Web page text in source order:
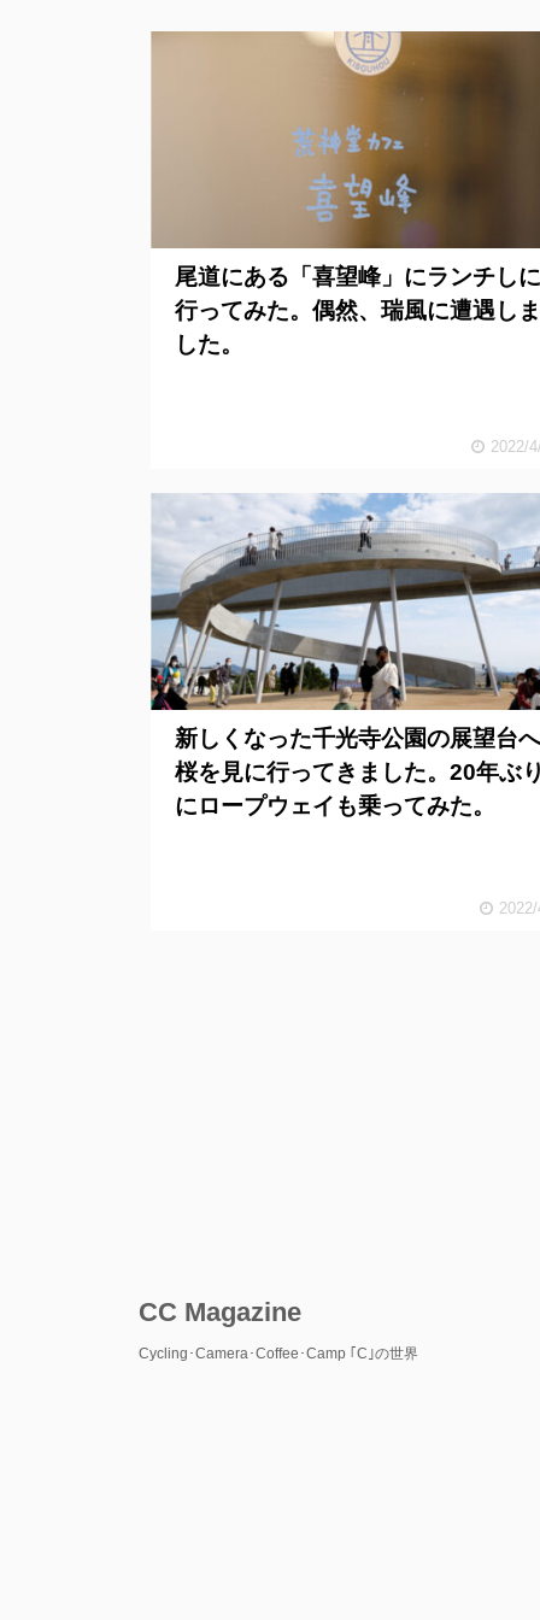
尾道にある「喜望峰」にランチしに
行ってみた。偶然、瑞風に遭遇しま
した。
2022/
新しくなった千光寺公園の展望台へ
桜を見に行ってきました。20年ぶり
にロープウェイも乗ってみた。
CC Magazine
Cycling･Camera･Coffee･Camp ｢C｣の世界